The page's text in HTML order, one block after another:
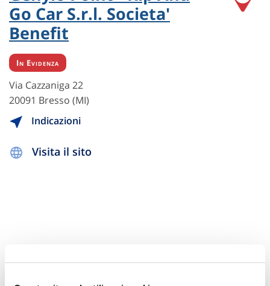
Go Car S.r.l. Societa'
Benefit
In Evidenza
Via Cazzaniga 22
20091 Bresso (MI)
Indicazioni
Visita il sito